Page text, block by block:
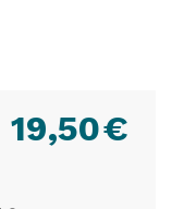
€
19,50